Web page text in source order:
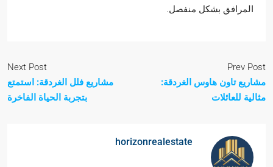
المرافق بشكل منفصل.
Prev Post
مشاريع تاون هاوس الغردقة:
مثالية للعائلات
Next Post
مشاريع فلل الغردقة: استمتع
بتجربة الحياة الفاخرة
horizonrealestate